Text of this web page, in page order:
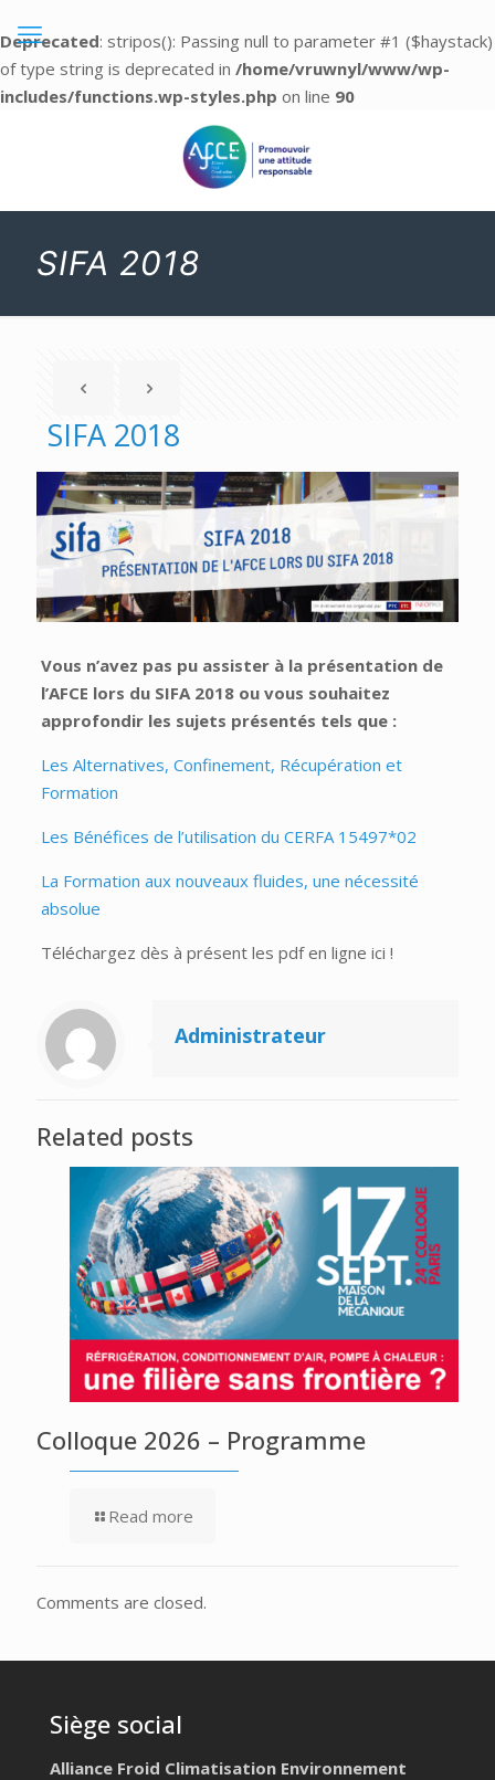
Deprecated: stripos(): Passing null to parameter #1 ($haystack)
of type string is deprecated in /home/vruwnyl/www/wp-
includes/functions.wp-styles.php on line 90
SIFA 2018
SIFA 2018
Vous n’avez pas pu assister à la présentation de
l’AFCE lors du SIFA 2018 ou vous souhaitez
approfondir les sujets présentés tels que :
Les Alternatives, Confinement, Récupération et
Formation
Les Bénéfices de l’utilisation du CERFA 15497*02
La Formation aux nouveaux fluides, une nécessité
absolue
Téléchargez dès à présent les pdf en ligne ici !
Administrateur
Related posts
Colloque 2026 – Programme
Read more
Comments are closed.
Siège social
Alliance Froid Climatisation Environnement